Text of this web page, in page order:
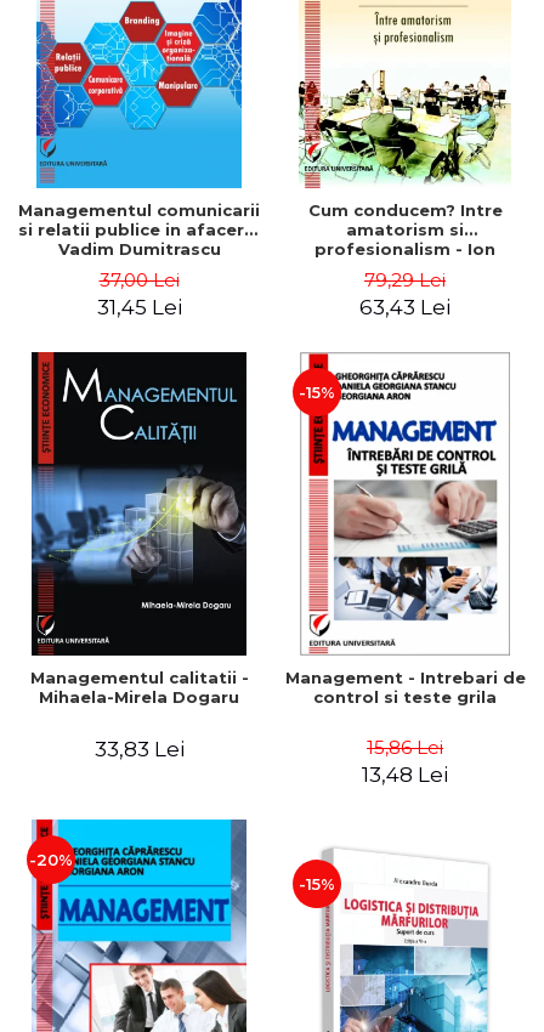
ADMINISTRATIVE
ȘTIINȚE ECONOMICE
ȘTIINȚE EXACTE
EDUCAȚIE FIZICĂ ȘI SPORT
PREUNIVERSITARIA
TIMP LIBER
ÎN CURS DE APARIȚIE
NOUTĂȚI
PACHETE DE STUDIU
PROMOȚIILE LUNII
ULTIMELE EXEMPLARE
Cum Cumpăr
Livrare
Politica de Retur
Formular de Retur
Distribuitori
Managementul comunicarii
si relatii publice in afaceri -
Vadim Dumitrascu
37,00 Lei
31,45 Lei
Cum conducem? Intre
amatorism si
profesionalism - Ion
79,29 Lei
63,43 Lei
Managementul calitatii -
Mihaela-Mirela Dogaru
33,83 Lei
-15%
Management - Intrebari de
control si teste grila
15,86 Lei
13,48 Lei
-20%
-15%